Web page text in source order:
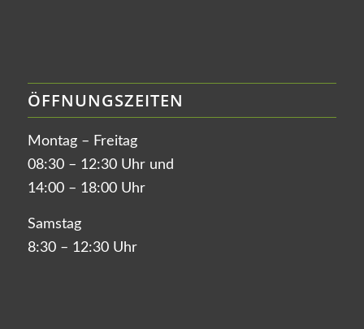
ÖFFNUNGSZEITEN
Montag – Freitag
08:30 – 12:30 Uhr und
14:00 – 18:00 Uhr
Samstag
8:30 – 12:30 Uhr